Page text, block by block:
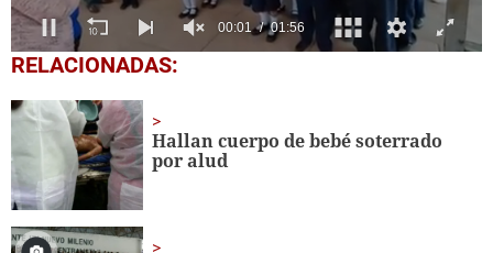
0
seconds
1
minute,
seconds
RELACIONADAS:
Hallan cuerpo de bebé soterrado
por alud